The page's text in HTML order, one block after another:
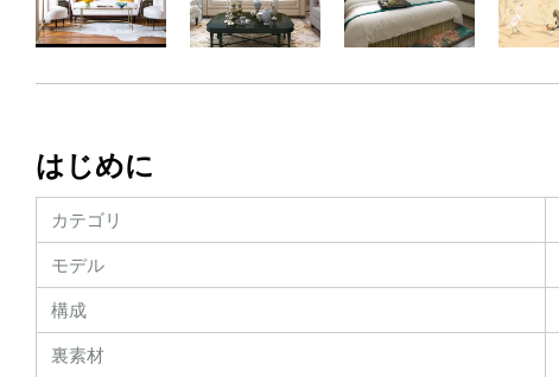
はじめに
カテゴリ
モデル
構成
裏素材